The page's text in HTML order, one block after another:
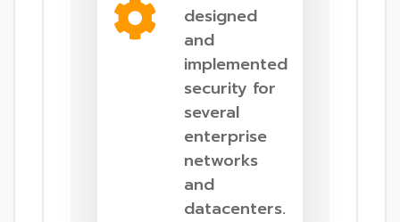
designed
and
implemented
security for
several
enterprise
networks
and
datacenters.